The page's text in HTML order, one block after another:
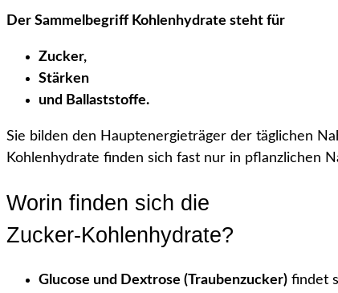
Der Sammelbegriff Kohlenhydrate steht für
Zucker,
Stärken
und Ballaststoffe.
Sie bilden den Hauptenergieträger der täglichen
Kohlenhydrate finden sich fast nur in pflanzlichen
Worin finden sich die
Zucker-Kohlenhydrate?
Glucose und Dextrose (Traubenzucker) findet